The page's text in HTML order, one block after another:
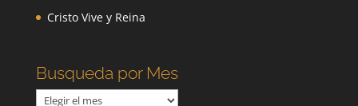
Cristo Vive y Reina
Busqueda por Mes
Busqueda